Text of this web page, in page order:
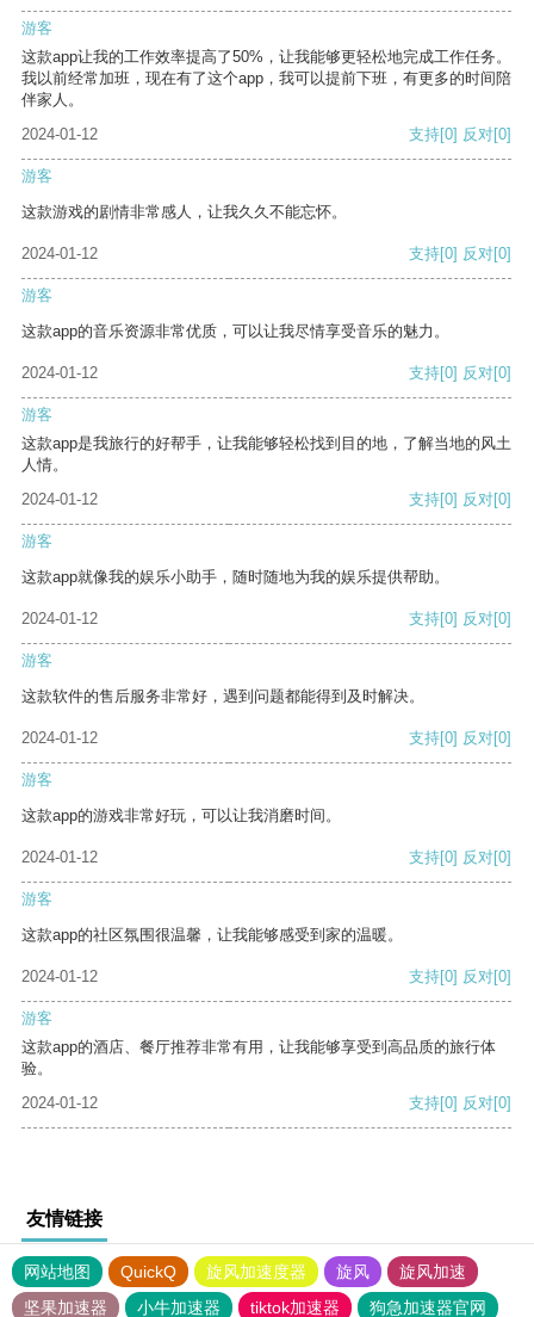
游客
这款app让我的工作效率提高了50%，让我能够更轻松地完成工作任务。
我以前经常加班，现在有了这个app，我可以提前下班，有更多的时间陪
伴家人。
2024-01-12
支持[0] 反对[0]
游客
这款游戏的剧情非常感人，让我久久不能忘怀。
2024-01-12 支持[0] 反对[0]
游客
这款app的音乐资源非常优质，可以让我尽情享受音乐的魅力。
2024-01-12 支持[0] 反对[0]
游客
这款app是我旅行的好帮手，让我能够轻松找到目的地，了解当地的风土
人情。
2024-01-12
支持[0] 反对[0]
游客
这款app就像我的娱乐小助手，随时随地为我的娱乐提供帮助。
2024-01-12 支持[0] 反对[0]
游客
这款软件的售后服务非常好，遇到问题都能得到及时解决。
2024-01-12 支持[0] 反对[0]
游客
这款app的游戏非常好玩，可以让我消磨时间。
2024-01-12 支持[0] 反对[0]
游客
这款app的社区氛围很温馨，让我能够感受到家的温暖。
2024-01-12 支持[0] 反对[0]
游客
这款app的酒店、餐厅推荐非常有用，让我能够享受到高品质的旅行体
验。
2024-01-12
支持[0] 反对[0]
友情链接
网站地图 QuickQ 旋风加速度器 旋风
旋风加速
坚果加速器
小牛加速器 tiktok加速器 狗急加速器官网